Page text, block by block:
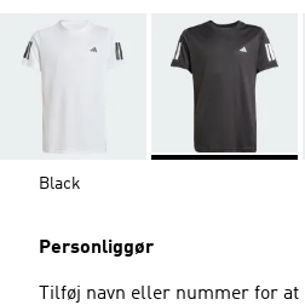
Black
Personliggør
Tilføj navn eller nummer for at